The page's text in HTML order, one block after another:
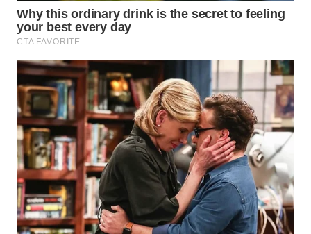
LABUHANBATU
WN
TAPANULI
TENGAH
WN DELI
SERDANG
WN
TEBING
TINGGI
WN